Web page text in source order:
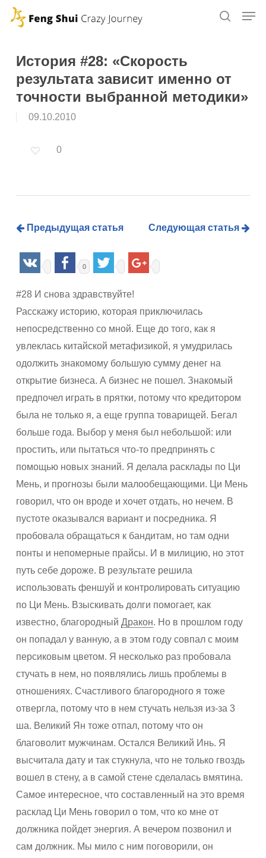
Skip
contentИстория #28: «Скорость
результата зависит именно от
точности выбранной методики»
09.10.2010
0
Предыдущая статья Следующая статья
0
#28 И снова здравствуйте!
Расскажу историю, которая приключилась
непосредственно со мной. Еще до того, как я
увлеклась китайской метафизикой, я умудрилась
одолжить знакомому большую сумму денег на
открытие бизнеса. А бизнес не пошел. Знакомый
предпочел играть в прятки, потому что кредитором
была не только я, а еще группа товарищей. Бегал
больше года. Выбор у меня был небольшой: или
простить, или пытаться что-то предпринять с
помощью новых знаний. Я делала расклады по Ци
Мень, и прогнозы были малообещающими. Ци Мень
говорил, что он вроде и хочет отдать, но нечем. В
пустоте оказывался вариант и посредника. Я
пробовала обращаться к бандитам, но там одни
понты и непомерные прайсы. И в милицию, но этот
путь себе дороже. В результате решила
использовать феншуй и контролировать ситуацию
по Ци Мень. Взыскивать долги помогает, как
известно, благородный Дракон. Но в прошлом году
он попадал у ванную, а в этом году совпал с моим
персиковым цветом. Я несколько раз пробовала
стучать в нем, но появлялись лишь проблемы в
отношениях. Счастливого благородного я тоже
отвергла, потому что в нем стучать нельзя из-за 3
ша. Великий Ян тоже отпал, потому что он
благоволит мужчинам. Остался Великий Инь. Я
высчитала дату и так стукнула, что не только гвоздь
вошел в стену, а в самой стене сделалась вмятина.
Самое интересное, что составленный на это время
расклад Ци Мень говорил о том, что ко мне от
должника пойдет энергия. А вечером позвонил и
сам должник. Мы мило с ним поговорили, он